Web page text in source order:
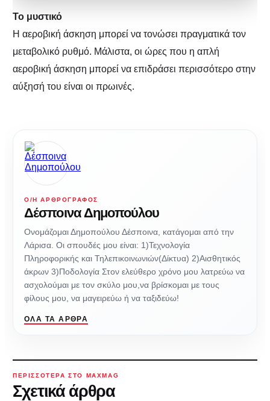
Το μυστικό
Η αεροβική άσκηση μπορεί να τονώσει πραγματικά τον
μεταβολικό ρυθμό. Μάλιστα, οι ώρες που η απλή
αεροβική άσκηση μπορεί να επιδράσει περισσότερο στην
αύξησή του είναι οι πρωινές.
Ο/Η ΑΡΘΡΟΓΡΆΦΟΣ
Δέσποινα Δημοπούλου
Ονομάζομαι Δημοπούλου Δέσποινα, κατάγομαι από την
Λάρισα. Οι σπουδές μου είναι: 1)Τεχνολογία
Πληροφορικής και Τηλεπικοινωνιών(Δίκτυα) 2)Αισθητικός
άκρων 3)Ποδολογία Στον ελεύθερο χρόνο μου λατρεύω να
ασχολούμαι με τον σκύλο μου,να βρίσκομαι με τους
φίλους μου, να μαγειρεύω ή να ταξιδεύω!
ΌΛΑ ΤΑ ΆΡΘΡΑ
ΠΕΡΙΣΣΌΤΕΡΑ ΣΤΟ MAXMAG
Σχετικά άρθρα